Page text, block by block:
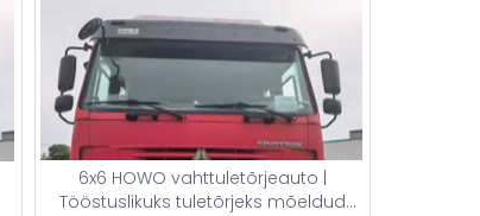
6x6 HOWO vahttuletõrjeauto |
Tööstuslikuks tuletõrjeks mõeldud